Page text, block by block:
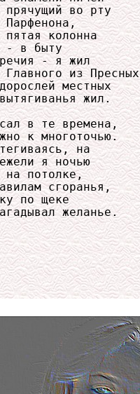
прячущий во рту
Парфенона,
пятая колонна
- в быту
- я жил
Главного из Пресных
местных
жил.
в те времена,
к многоточью.
на
я ночью
на потолке,
сгоранья,
по щеке
желанье.